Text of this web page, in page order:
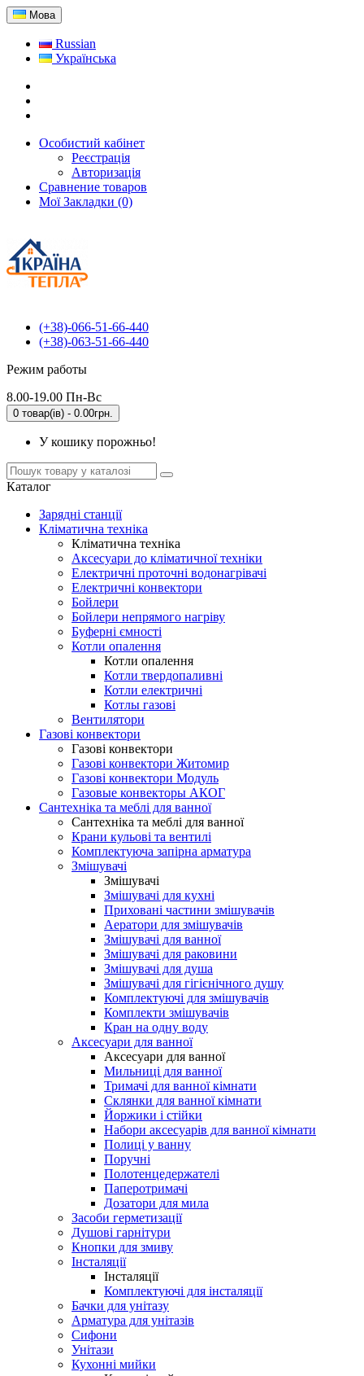
Мова
Russian
Українська
Особистий кабінет
Реєстрація
Авторизація
Сравнение товаров
Мої Закладки (0)
(+38)-066-51-66-440
(+38)-063-51-66-440
Режим работы
8.00-19.00 Пн-Вс
0 товар(ів) - 0.00грн.
У кошику порожньо!
Каталог
Зарядні станції
Кліматична техніка
Кліматична техніка
Аксесуари до кліматичної техніки
Електричні проточні водонагрівачі
Електричні конвектори
Бойлери
Бойлери непрямого нагріву
Буферні ємності
Котли опалення
Котли опалення
Котли твердопаливні
Котли електричні
Котлы газові
Вентилятори
Газові конвектори
Газові конвектори
Газові конвектори Житомир
Газові конвектори Модуль
Газовые конвекторы АКОГ
Сантехніка та меблі для ванної
Сантехніка та меблі для ванної
Крани кульові та вентилі
Комплектуюча запірна арматура
Змішувачі
Змішувачі
Змішувачі для кухні
Приховані частини змішувачів
Аератори для змішувачів
Змішувачі для ванної
Змішувачі для раковини
Змішувачі для душа
Змішувачі для гігієнічного душу
Комплектуючі для змішувачів
Комплекти змішувачів
Кран на одну воду
Аксесуари для ванної
Аксесуари для ванної
Мильниці для ванної
Тримачі для ванної кімнати
Склянки для ванної кімнати
Йоржики і стійки
Набори аксесуарів для ванної кімнати
Полиці у ванну
Поручні
Полотенцедержателі
Паперотримачі
Дозатори для мила
Засоби герметизації
Душові гарнітури
Кнопки для змиву
Інсталяції
Інсталяції
Комплектуючі для інсталяції
Бачки для унітазу
Арматура для унітазів
Сифони
Унітази
Кухонні мийки